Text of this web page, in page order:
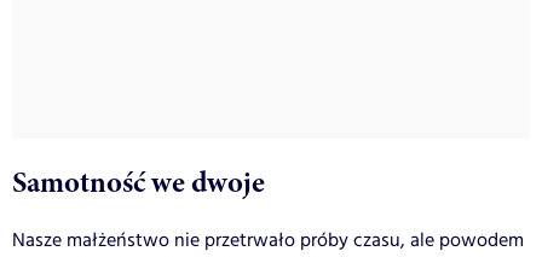
Samotność we dwoje
Nasze małżeństwo nie przetrwało próby czasu, ale powodem